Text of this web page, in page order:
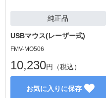
純正品
USBマウス(レーザー式)
FMV-MO506
10,230円（税込）
お気に入りに保存